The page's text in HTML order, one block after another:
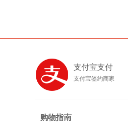
支付宝支付
支付宝签约商家
购物指南